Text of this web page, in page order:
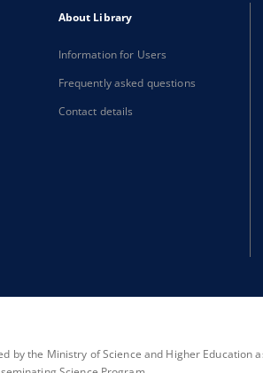
About Library
Information for Users
Frequently asked questions
Contact details
by the Ministry of Science and Higher Education